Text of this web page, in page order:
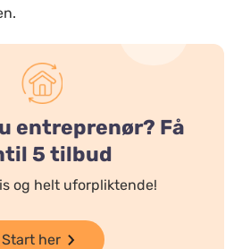
entreprenør? Få
5 tilbud
og helt uforpliktende!
Start her